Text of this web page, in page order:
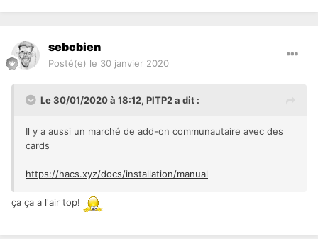
sebcbien
Posté(e) le 30 janvier 2020
Le 30/01/2020 à 18:12, PITP2a dit :
Il y a aussi un marché de add-on communautaire avec des
cards
https://hacs.xyz/docs/installation/manual
ça ça a l'air top!